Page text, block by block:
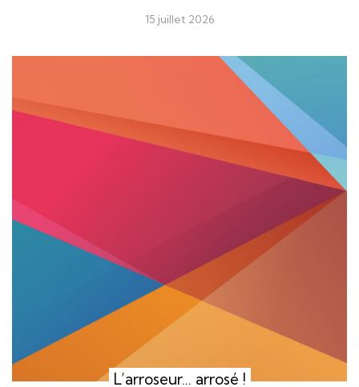
15 juillet 2026
L’arroseur… arrosé !